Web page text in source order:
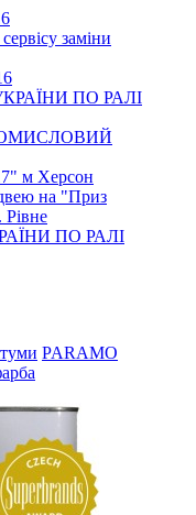
заміни
ПО РАЛІ
м Херсон
на "Приз
Рівне
ПО РАЛІ
PARAMO